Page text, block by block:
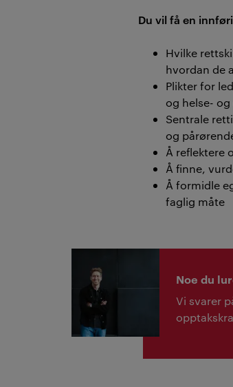
Du vil få en
Hvilke
hvordan de
Plikter for
og helse-
Sentrale
og
Å reflektere
Å finne,
Å formidle
faglig måte
Noe du
Vi svarer